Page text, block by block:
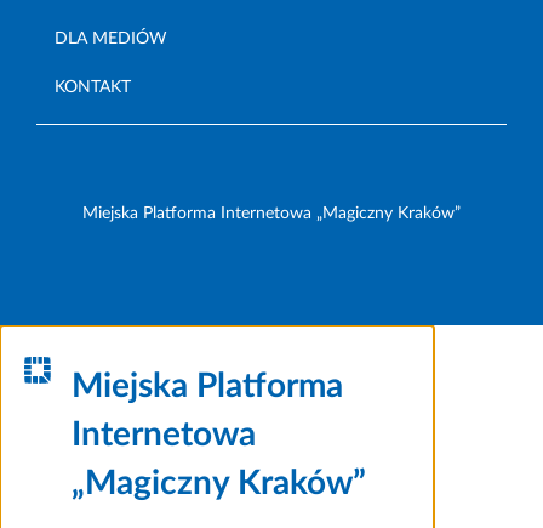
DLA MEDIÓW
KONTAKT
Miejska Platforma Internetowa „Magiczny Kraków”
Miejska Platforma
Internetowa
„Magiczny Kraków”